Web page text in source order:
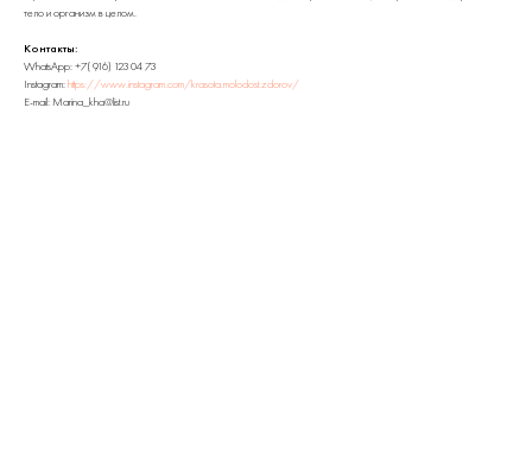
тело и организм в целом.
Контакты:
WhatsApp: +7( 916) 123 04 73
Instagram:https://www.instagram.com/krasota.molodost.zdorov/
E-mail: Marina_kha@list.ru